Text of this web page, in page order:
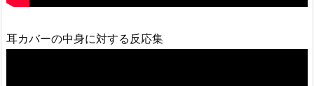
耳カバーの中身に対する反応集